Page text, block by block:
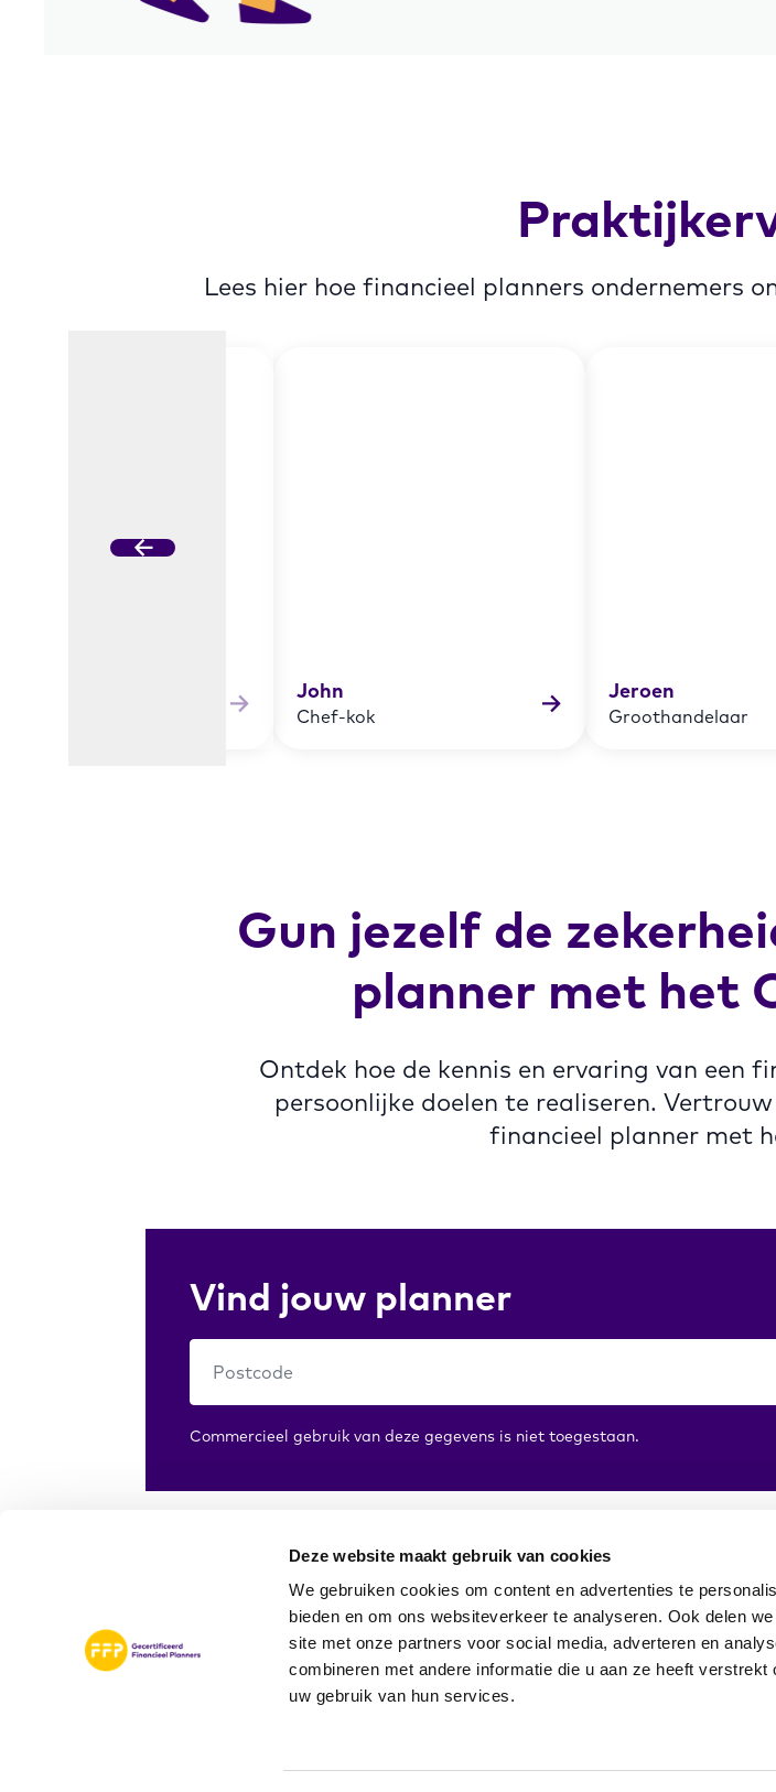
Deze website maakt gebruik van cookies
We gebruiken cookies om content en advertenties te
bieden en om ons websiteverkeer te analyseren. Ook delen
site met onze partners voor social media, adverteren en
combineren met andere informatie die u aan ze heeft
uw gebruik van hun services.
Lees hier hoe financieel planners ondernemers
John
Chef-kok
Jeroen
Groothandelaar
Gun jezelf de
planner met het
Ontdek hoe de kennis en ervaring van een
persoonlijke doelen te realiseren.
financieel planner met
Vind jouw planner
Commercieel gebruik van deze gegevens is niet toegestaan.